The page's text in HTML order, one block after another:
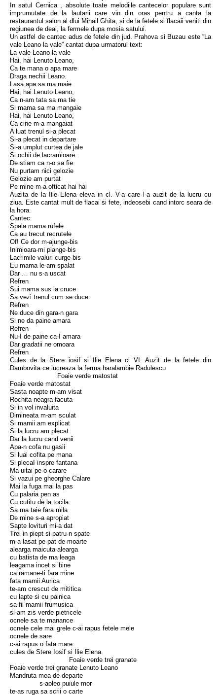
In satul Cernica , absolute toate melodiile cantecelor populare sunt
imprumutate de la lautarii care vin din oras pentru a canta la
restaurantul salon al dlui Mihail Ghita, si de la fetele si flacaii veniti din
regiunea de deal, la fermele dupa mosia satului.
Un astfel de cantec adus de fetele din jud. Prahova si Buzau este “La
vale Leano la vale” cantat dupa urmatorul text:
La vale Leano la vale
Hai, hai Lenuto Leano,
Ca te mana o apa mare
Draga nechii Leano.
Lasa apa sa ma maie
Hai, hai Lenuto Leano,
Ca n-am tata sa ma tie
Si mama sa ma mangaie
Hai, hai Lenuto Leano,
Ca cine m-a mangaiat
A luat trenul si-a plecat
Si-a plecat in departare
Si-a umplut curtea de jale
Si ochii de lacramioare.
De stiam ca n-o sa fie
Nu purtam nici gelozie
Gelozie am purtat
Pe mine m-a ofticat hai hai
Auzita de la Ilie Elena eleva in cl. V-a care l-a auzit de la lucru cu
ziua. Este cantat mult de flacai si fete, indeosebi cand intorc seara de
la hora.
Cantec:
Spala mama rufele
Ca au trecut recrutele
Of! Ce dor m-ajunge-bis
Inimioara-mi plange-bis
Lacrimile valuri curge-bis
Eu mama le-am spalat
Dar … nu s-a uscat
Refren
Sui mama sus la cruce
Sa vezi trenul cum se duce
Refren
Ne duce din gara-n gara
Si ne da paine amara
Refren
Nu-I de paine ca-I amara
Dar gradatii ne omoara
Refren
Cules de la Stere iosif si Ilie Elena cl VI. Auzit de la fetele din
Dambovita ce lucreaza la ferma haralambie Radulescu
Foaie verde matostat
Foaie verde matostat
Sasta noapte m-am visat
Rochita neagra facuta
Si in vol invaluita
Dimineata m-am sculat
Si mamii am explicat
Si la lucru am plecat
Dar la lucru cand venii
Apa-n cofa nu gasii
Si luai cofita pe mana
Si plecaI inspre fantana
Ma uitai pe o carare
Si vazui pe gheorghe Calare
Mai la fuga mai la pas
Cu palaria pen as
Cu cutitu de la tocila
Sa ma taie fara mila
De mine s-a apropiat
Sapte lovituri mi-a dat
Trei in piept si patru-n spate
m-a lasat pe pat de moarte
alearga maicuta alearga
cu batista de ma leaga
leagama incet si bine
ca ramane-ti fara mine
fata mamii Aurica
te-am crescut de mititica
cu lapte si cu painica
sa fii mamii frumusica
si-am zis verde pietricele
ocnele sa te manance
ocnele cele mai grele c-ai rapus fetele mele
ocnele de sare
c-ai rapus o fata mare
cules de Stere Iosif si Ilie Elena.
Foaie verde trei granate
Foaie verde trei granate Lenuto Leano
Mandruta mea de departe
s-aoleo puiule mor
te-as ruga sa scrii o carte